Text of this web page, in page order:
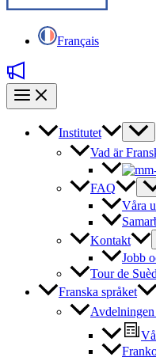
Français
Institutet
Vad är
FAQ
Våra
Kontakt
Jobb
Tour de
Franska språket